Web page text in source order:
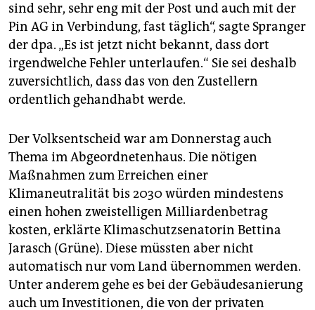
sind sehr, sehr eng mit der Post und auch mit der
Pin AG in Verbindung, fast täglich“, sagte Spranger
der dpa. „Es ist jetzt nicht bekannt, dass dort
irgendwelche Fehler unterlaufen.“ Sie sei deshalb
zuversichtlich, dass das von den Zustellern
ordentlich gehandhabt werde.
Der Volksentscheid war am Donnerstag auch
Thema im Abgeordnetenhaus. Die nötigen
Maßnahmen zum Erreichen einer
Klimaneutralität bis 2030 würden mindestens
einen hohen zweistelligen Milliardenbetrag
kosten, erklärte Klimaschutzsenatorin Bettina
Jarasch (Grüne). Diese müssten aber nicht
automatisch nur vom Land übernommen werden.
Unter anderem gehe es bei der Gebäudesanierung
auch um Investitionen, die von der privaten